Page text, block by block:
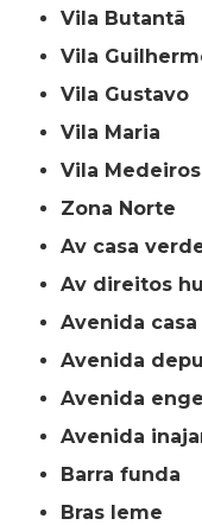
Vila Butantã
Vila
Vila Gustavo
Vila Maria
Vila Medeiros
Zona Norte
av casa
av direitos
avenida
avenida
avenida
avenida
barra funda
bras leme